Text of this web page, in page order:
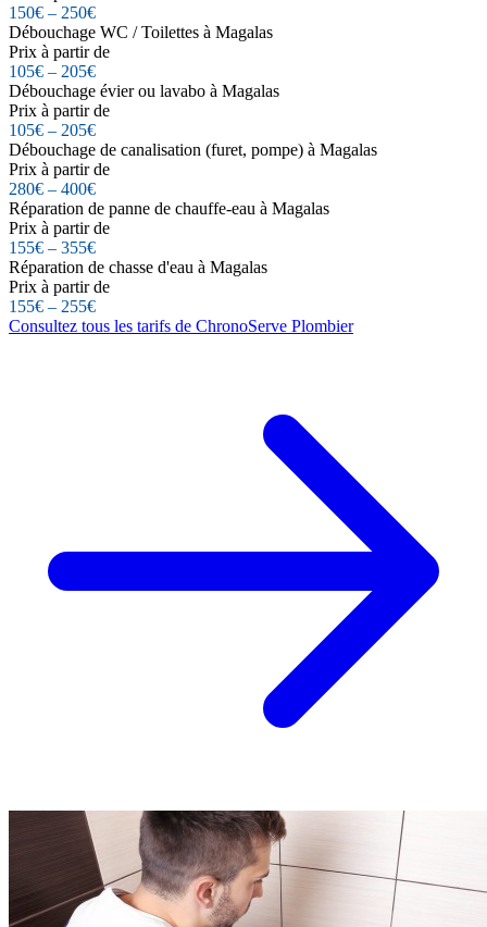
150€ – 250€
Débouchage WC / Toilettes à Magalas
Prix à partir de
105€ – 205€
Débouchage évier ou lavabo à Magalas
Prix à partir de
105€ – 205€
Débouchage de canalisation (furet, pompe) à Magalas
Prix à partir de
280€ – 400€
Réparation de panne de chauffe-eau à Magalas
Prix à partir de
155€ – 355€
Réparation de chasse d'eau à Magalas
Prix à partir de
155€ – 255€
Consultez tous les tarifs de ChronoServe Plombier